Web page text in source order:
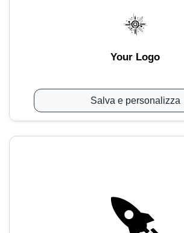
Your Logo
Salva e personalizza